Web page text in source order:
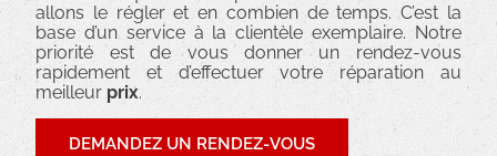
allons le régler et en combien de temps. C’est la
base d’un service à la clientèle exemplaire. Notre
priorité est de vous donner un rendez-vous
rapidement et d’effectuer votre réparation au
meilleur prix.
DEMANDEZ UN RENDEZ-VOUS